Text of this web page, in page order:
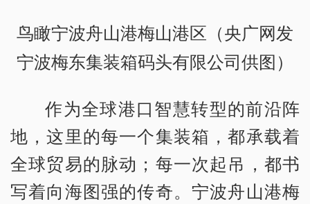
鸟瞰宁波舟山港梅山港区（央广网发
宁波梅东集装箱码头有限公司供图）
作为全球港口智慧转型的前沿阵
地，这里的每一个集装箱，都承载着
全球贸易的脉动；每一次起吊，都书
写着向海图强的传奇。宁波舟山港梅